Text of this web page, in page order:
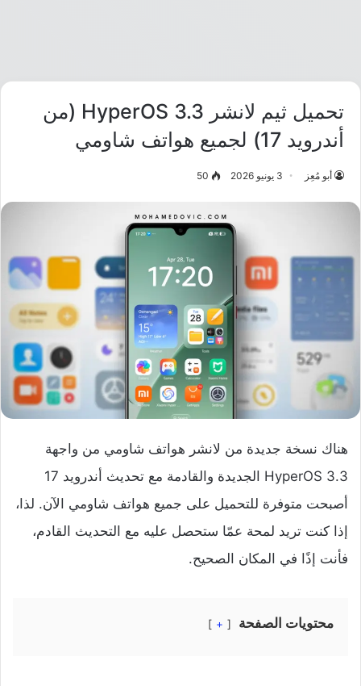
تحميل ثيم لانشر HyperOS 3.3 (من
أندرويد 17) لجميع هواتف شاومي
أبو مُعِز 3 يونيو 2026 50
هناك نسخة جديدة من لانشر هواتف شاومي من واجهة
HyperOS 3.3 الجديدة والقادمة مع تحديث أندرويد 17
أصبحت متوفرة للتحميل على جميع هواتف شاومي الآن. لذا،
إذا كنت تريد لمحة عمّا ستحصل عليه مع التحديث القادم،
فأنت إذًا في المكان الصحيح.
محتويات الصفحة +